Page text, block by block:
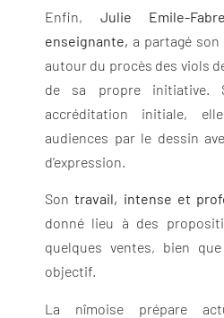
Enfin, Julie Emile-
enseignante, a partagé son
autour du procès des viols
de sa propre initiative.
accréditation initiale,
audiences par le dessin
d’expression.
Sontravail, intense et
donné lieu à des
quelques ventes, bien
objectif.
La nîmoise prépare